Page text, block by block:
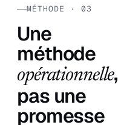
MÉTHODE · 03
Une
méthode
opérationnelle,
pas une
promesse